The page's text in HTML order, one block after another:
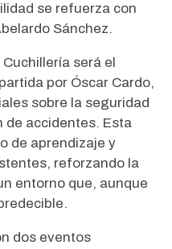
se refuerza con
Sánchez.
será el
por Óscar Cardo,
sobre la seguridad
de accidentes. Esta
de aprendizaje y
reforzando la
entorno que, aunque
dos eventos